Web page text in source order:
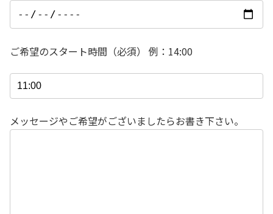
ご希望のスタート時間（必須） 例：14:00
メッセージやご希望がございましたらお書き下さい。